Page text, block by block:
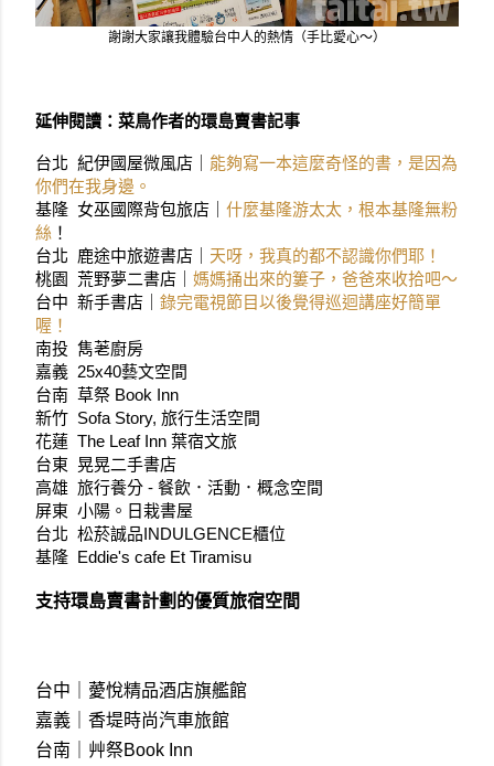
謝謝大家讓我體驗台中人的熱情（手比愛心～）
延伸閱讀：菜鳥作者的環島賣書記事
台北 紀伊國屋微風店
能夠寫一本這麼奇怪的書，是因為
你們在我身邊。
基隆 女巫國際背包旅店
什麼基隆游太太，根本基隆無粉
絲 ！
台北 鹿途中旅遊書店｜ 天呀，我真的都不認識你們耶！
桃園 荒野夢二書店｜ 媽媽捅出來的簍子，爸爸來收拾吧～
台中 新手書店｜ 錄完電視節目以後覺得巡迴講座好簡單
喔！
南投 雋荖廚房
嘉義  25x40藝文空間
台南  草祭 Book Inn
新竹  Sofa Story, 旅行生活空間
花蓮  The Leaf Inn 葉宿文旅
台東  晃晃二手書店
高雄  旅行養分 - 餐飲．活動．概念空間
屏東  小陽。日栽書屋
台北  松菸誠品INDULGENCE櫃位
基隆  Eddie's cafe Et Tiramisu
支持環島賣書計劃的優質旅宿空間
台中 ｜薆悅精品酒店旗艦館
嘉義｜香堤時尚汽車旅館
台南｜艸祭Book Inn